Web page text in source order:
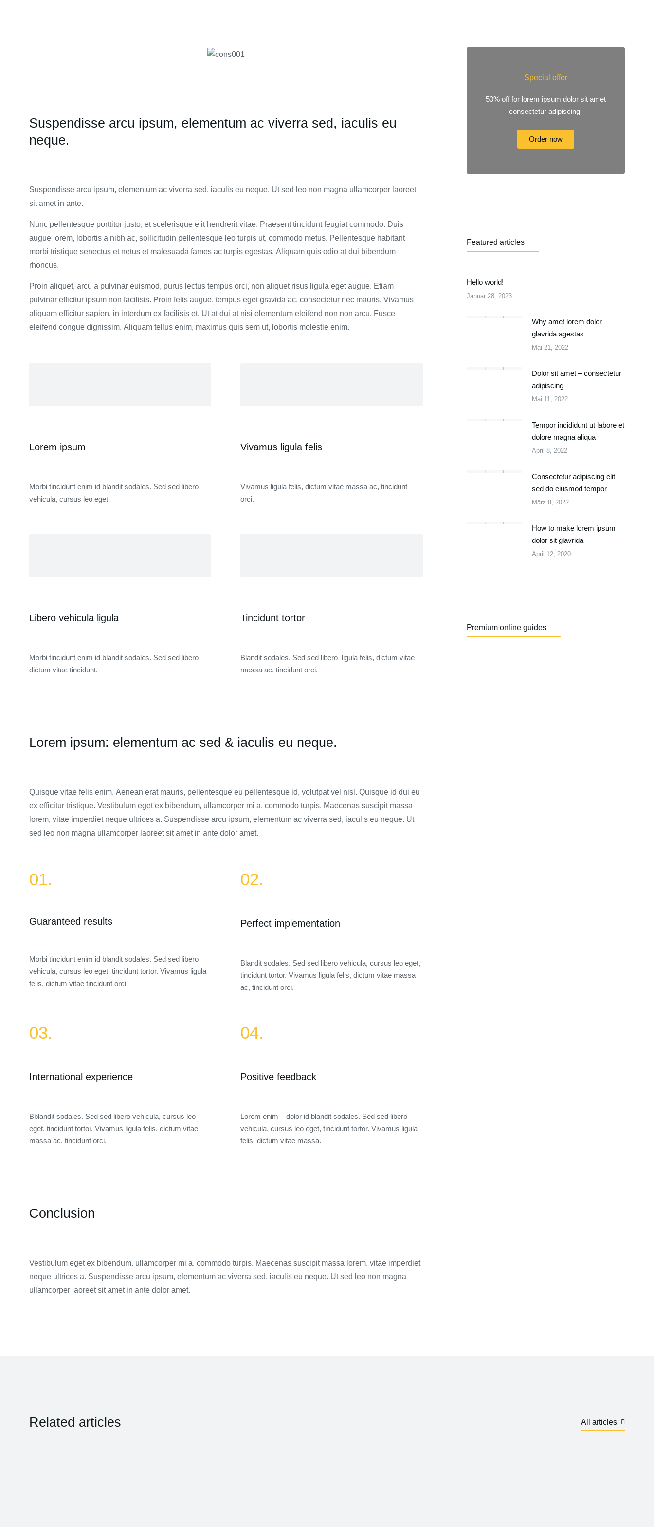
Suspendisse arcu ipsum, elementum ac viverra sed, iaculis eu
neque.
Suspendisse arcu ipsum, elementum ac viverra sed, iaculis eu neque. Ut sed leo non magna ullamcorper laoreet
sit amet in ante.
Nunc pellentesque porttitor justo, et scelerisque elit hendrerit vitae. Praesent tincidunt feugiat commodo. Duis
augue lorem, lobortis a nibh ac, sollicitudin pellentesque leo turpis ut, commodo metus. Pellentesque habitant
morbi tristique senectus et netus et malesuada fames ac turpis egestas. Aliquam quis odio at dui bibendum
rhoncus.
Proin aliquet, arcu a pulvinar euismod, purus lectus tempus orci, non aliquet risus ligula eget augue. Etiam
pulvinar efficitur ipsum non facilisis. Proin felis augue, tempus eget gravida ac, consectetur nec mauris. Vivamus
aliquam efficitur sapien, in interdum ex facilisis et. Ut at dui at nisi elementum eleifend non non arcu. Fusce
eleifend congue dignissim. Aliquam tellus enim, maximus quis sem ut, lobortis molestie enim.
Lorem ipsum
Morbi tincidunt enim id blandit sodales. Sed sed libero
vehicula, cursus leo eget.
Vivamus ligula felis
Vivamus ligula felis, dictum vitae massa ac, tincidunt
orci.
Libero vehicula ligula
Morbi tincidunt enim id blandit sodales. Sed sed libero
dictum vitae tincidunt.
Tincidunt tortor
Blandit sodales. Sed sed libero ligula felis, dictum vitae
massa ac, tincidunt orci.
Lorem ipsum: elementum ac sed & iaculis eu neque.
Quisque vitae felis enim. Aenean erat mauris, pellentesque eu pellentesque id, volutpat vel nisl. Quisque id dui eu
ex efficitur tristique. Vestibulum eget ex bibendum, ullamcorper mi a, commodo turpis. Maecenas suscipit massa
lorem, vitae imperdiet neque ultrices a. Suspendisse arcu ipsum, elementum ac viverra sed, iaculis eu neque. Ut
sed leo non magna ullamcorper laoreet sit amet in ante dolor amet.
01.
Guaranteed results
Morbi tincidunt enim id blandit sodales. Sed sed libero
vehicula, cursus leo eget, tincidunt tortor. Vivamus ligula
felis, dictum vitae tincidunt orci.
02.
Perfect implementation
Blandit sodales. Sed sed libero vehicula, cursus leo eget,
tincidunt tortor. Vivamus ligula felis, dictum vitae massa
ac, tincidunt orci.
03.
International experience
Bblandit sodales. Sed sed libero vehicula, cursus leo
eget, tincidunt tortor. Vivamus ligula felis, dictum vitae
massa ac, tincidunt orci.
04.
Positive feedback
Lorem enim – dolor id blandit sodales. Sed sed libero
vehicula, cursus leo eget, tincidunt tortor. Vivamus ligula
felis, dictum vitae massa.
Conclusion
Vestibulum eget ex bibendum, ullamcorper mi a, commodo turpis. Maecenas suscipit massa lorem, vitae imperdiet
neque ultrices a. Suspendisse arcu ipsum, elementum ac viverra sed, iaculis eu neque. Ut sed leo non magna
ullamcorper laoreet sit amet in ante dolor amet.
Special offer
50% off for lorem ipsum dolor sit amet
consectetur adipiscing!
Order now
Featured articles
Hello world!
Januar 28, 2023
Why amet lorem dolor
glavrida agestas
Mai 21, 2022
Dolor sit amet – consectetur
adipiscing
Mai 11, 2022
Tempor incididunt ut labore et
dolore magna aliqua
April 8, 2022
Consectetur adipiscing elit
sed do eiusmod tempor
März 8, 2022
How to make lorem ipsum
dolor sit glavrida
April 12, 2020
Premium online guides
Related articles All articles